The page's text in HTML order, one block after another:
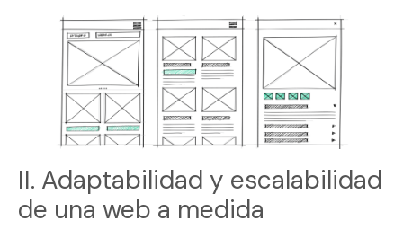
II. Adaptabilidad y escalabilidad
de una web a medida